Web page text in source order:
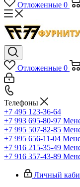
Отложенные 0
Отложенные 0
Телефоны
+7 495 123-36-64
+7 993 695-80-97
+7 995 507-82-85
+7 995 656-11-04
+7 916 215-35-49
+7 916 357-43-89
Личный